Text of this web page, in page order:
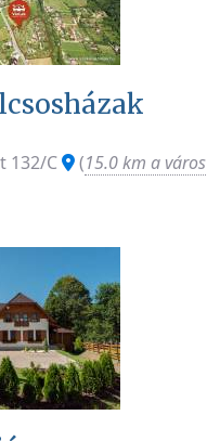
132/C (15.0 km a város